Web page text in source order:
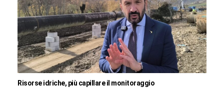
Risorse idriche, più capillare il monitoraggio